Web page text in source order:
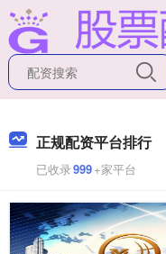
正规配资平台排行
已收录999+家平台